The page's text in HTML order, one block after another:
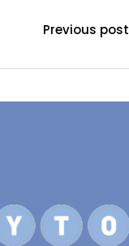
Previous post